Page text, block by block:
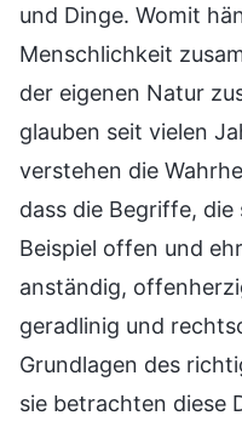
und Dinge. Womit
Menschlichkeit
der eigenen Natur
glauben seit vielen
verstehen die
dass die Begriffe,
Beispiel offen und
anständig,
geradlinig und
Grundlagen des
sie betrachten diese